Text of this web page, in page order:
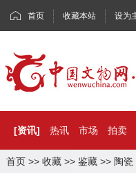
首页 收藏本站 设为
[资讯] 热讯 市场 拍卖
首页 >> 收藏 >> 鉴藏 >> 陶瓷